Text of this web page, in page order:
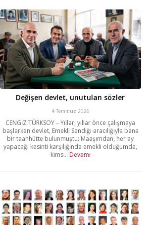
Değişen devlet, unutulan sözler
4 Temmuz 2026
CENGİZ TÜRKSOY – Yıllar, yıllar önce çalışmaya
başlarken devlet, Emekli Sandığı aracılığıyla bana
bir taahhütte bulunmuştu: Maaşımdan, her ay
yapacağı kesinti karşılığında emekli olduğumda,
kims... Devamı